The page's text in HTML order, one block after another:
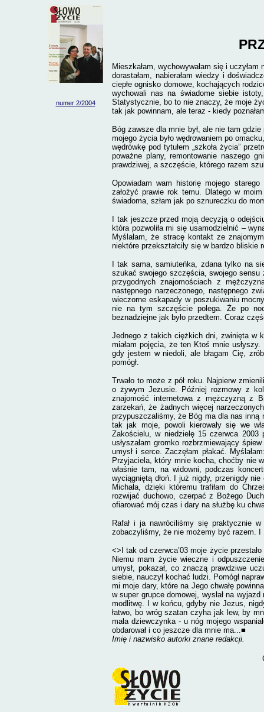
numer 2/2004
Mieszkałam, wychowywałam się i
dorastałam, nabierałam wiedzy i
ciepłe ognisko domowe, kochających
wychowali nas na świadome siebie
Statystycznie, bo to nie znaczy, że moje
tak jak powinnam, ale teraz - kiedy
Bóg zawsze dla mnie był, ale nie tam
mojego życia było wędrowaniem po
wędrówkę pod tytułem „szkoła życia”
poważne plany, remontowanie naszego
prawdziwej, a szczęście, którego razem
Opowiadam wam historię mojego
założyć prawie rok temu. Dlatego w
świadoma, szłam jak po sznureczku do
I tak jeszcze przed moją decyzją o
która pozwoliła mi się usamodzielnić –
Myślałam, że stracę kontakt ze
niektóre przekształciły się w bardzo
I tak sama, samiuteńka, zdana tylko na
szukać swojego szczęścia, swojego
przygodnych znajomościach z
następnego narzeczonego, następnego
wieczorne eskapady w poszukiwaniu
nie na tym szczęście polega. Że po
beznadziejne jak było przedtem. Coraz
Jednego z takich ciężkich dni, zwinięta w
miałam pojęcia, że ten Ktoś mnie
gdy jestem w niedoli, ale błagam Cię,
pomógł.
Trwało to może z pół roku. Najpierw
o żywym Jezusie. Później rozmowy z
znajomość internetowa z mężczyzną z
zarzekań, że żadnych więcej
przypuszczaliśmy, że Bóg ma dla nas inną
tak jak moje, powoli kierowały się we
Zakościelu, w niedzielę 15 czerwca 2003
usłyszałam gromko rozbrzmiewający
umysł i serce. Zaczęłam płakać.
Przyjaciela, który mnie kocha, choćby nie
właśnie tam, na widowni, podczas
wyciągniętą dłoń. I już nigdy, przenigdy
Michała, dzięki któremu trafiłam do
rozwijać duchowo, czerpać z Bożego
ofiarować mój czas i dary na służbę ku
Rafał i ja nawróciliśmy się praktycznie
zobaczyliśmy, że nie możemy być razem. I
<>I tak od czerwca’03 moje życie
Niemu mam życie wieczne i
umysł, pokazał, co znaczą prawdziwe
siebie, nauczył kochać ludzi. Pomógł
mi moje dary, które na Jego chwałę
w super grupce domowej, wysłał na
modlitwę. I w końcu, gdyby nie Jezus,
łatwo, bo wróg szatan czyha jak lew, by
mała dziewczynka - u nóg mojego
obdarował i co jeszcze dla mnie ma...■
Imię i nazwisko autorki znane redakcji.